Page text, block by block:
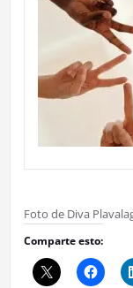
Foto de Diva
Comparte esto: